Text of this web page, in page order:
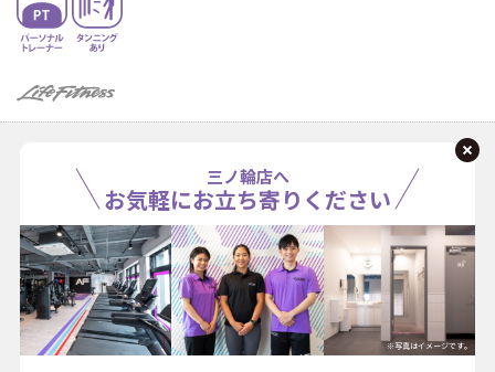
三ノ輪店へ
お気軽にお立ち寄りください
※写真はイメージです。